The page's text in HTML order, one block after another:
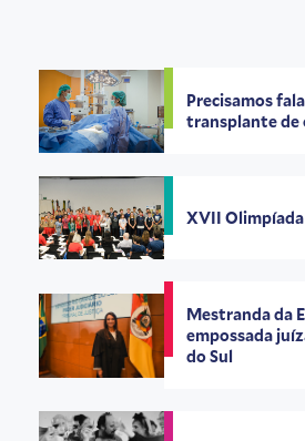
Precisamos
transplante de
XVII Olimpíada
Mestranda da
empossada
do Sul